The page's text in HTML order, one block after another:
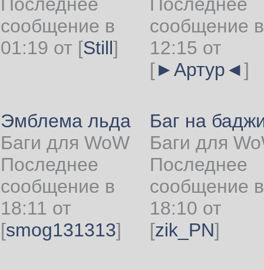
сообщение в
01:19 от [Still]
сообщение в
12:15 от
[►Артур◄]
Эмблема льда
Баги для WoW
Последнее
сообщение в
18:11 от
[smog131313]
Баг на
Баги для
Последнее
сообщение в
18:10 от
[zik_PN]